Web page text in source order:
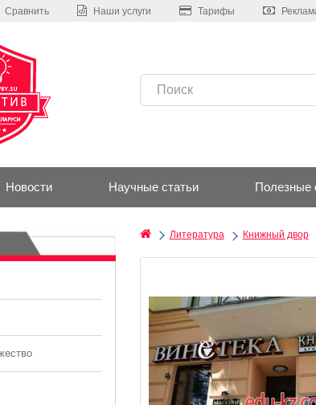
Сравнить Наши услуги Тарифы
Новости Научные статьи Полезные
Литература Книжный двор